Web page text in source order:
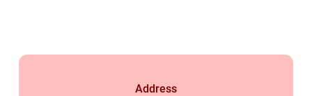
Address